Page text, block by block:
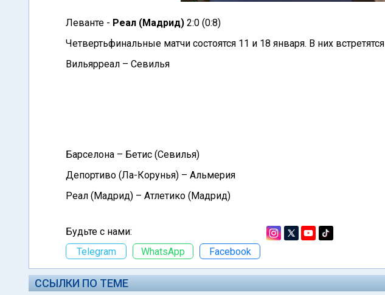
Леванте - Реал (Мадрид) 2:0 (0:8)
Четвертьфинальные матчи состоятся 11 и 18 января. В них встретятся
Вильярреал – Севилья
Барселона – Бетис (Севилья)
Депортиво (Ла-Корунья) – Альмерия
Реал (Мадрид) – Атлетико (Мадрид)
Будьте с нами:
Telegram
WhatsApp Facebook
ССЫЛКИ ПО ТЕМЕ